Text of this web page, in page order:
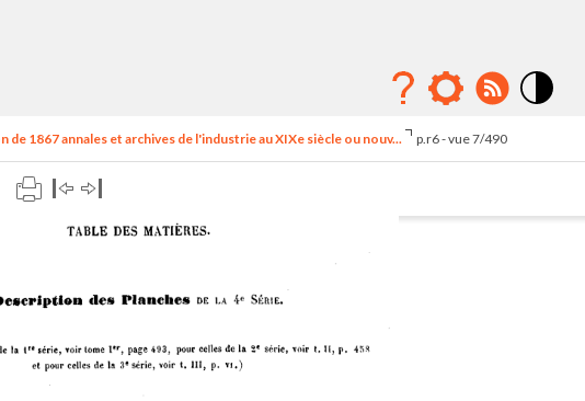
de 1867 annales et archives de l'industrie au XIXe siècle ou nouv... p.r6 - vue 7/490